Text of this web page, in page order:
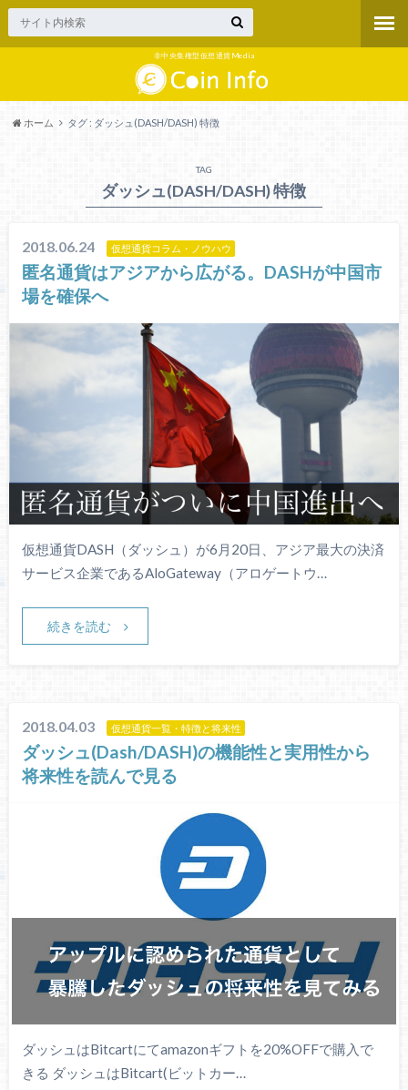
非中央集権型仮想通貨Media
ホーム タグ : ダッシュ(DASH/DASH) 特徴
TAG
ダッシュ(DASH/DASH) 特徴
2018.06.24 仮想通貨コラム・ノウハウ
匿名通貨はアジアから広がる。DASHが中国市
場を確保へ
仮想通貨DASH（ダッシュ）が6月20日、アジア最大の決済
サービス企業であるAloGateway（アロゲートウ…
続きを読む
2018.04.03 仮想通貨一覧・特徴と将来性
ダッシュ(Dash/DASH)の機能性と実用性から
将来性を読んで見る
ダッシュはBitcartにてamazonギフトを20%OFFで購入で
きる ダッシュはBitcart(ビットカー…